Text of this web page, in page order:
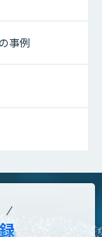
事例